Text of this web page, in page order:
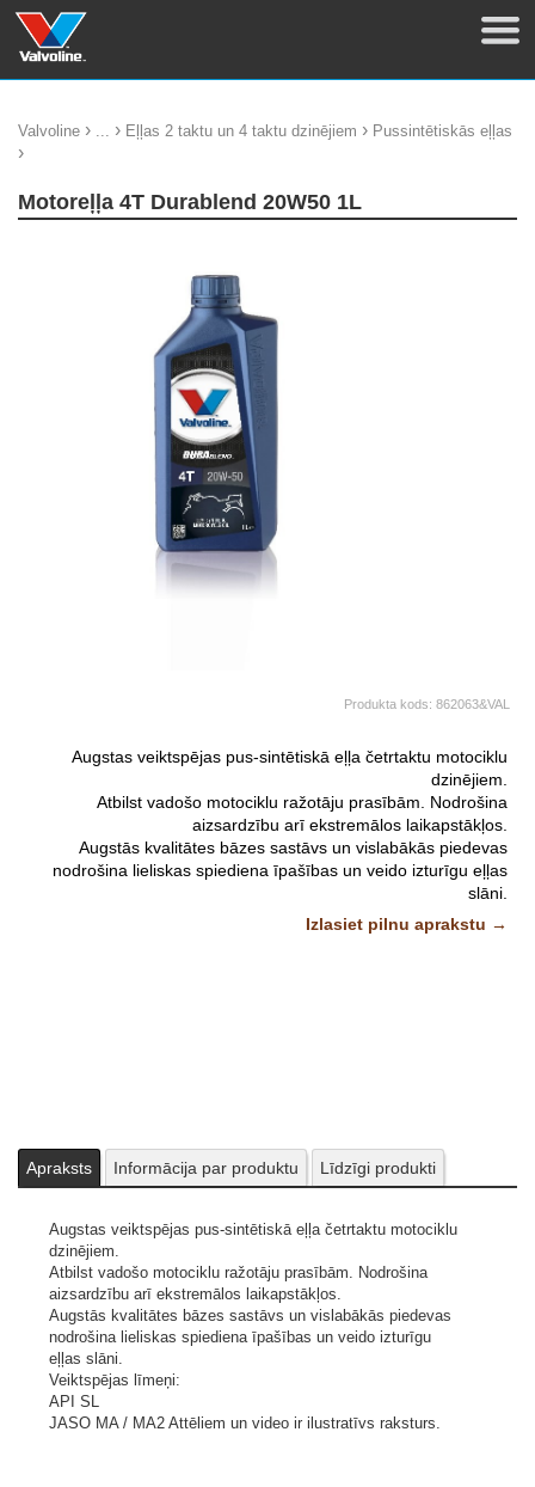
Valvoline › ... › Eļļas 2 taktu un 4 taktu dzinējiem › Pussintētiskās eļļas
›
Motoreļļa 4T Durablend 20W50 1L
Produkta kods: 862063&VAL
Augstas veiktspējas pus-sintētiskā eļļa četrtaktu motociklu
dzinējiem.
Atbilst vadošo motociklu ražotāju prasībām. Nodrošina
aizsardzību arī ekstremālos laikapstākļos.
Augstās kvalitātes bāzes sastāvs un vislabākās piedevas
nodrošina lieliskas spiediena īpašības un veido izturīgu eļļas
slāni.
Veiktspējas līmeņi:
Izlasiet pilnu aprakstu →
Apraksts Informācija par produktu Līdzīgi produkti
Augstas veiktspējas pus-sintētiskā eļļa četrtaktu motociklu
dzinējiem.
Atbilst vadošo motociklu ražotāju prasībām. Nodrošina
aizsardzību arī ekstremālos laikapstākļos.
Augstās kvalitātes bāzes sastāvs un vislabākās piedevas
nodrošina lieliskas spiediena īpašības un veido izturīgu
eļļas slāni.
Veiktspējas līmeņi:
API SL
JASO MA / MA2 Attēliem un video ir ilustratīvs raksturs.